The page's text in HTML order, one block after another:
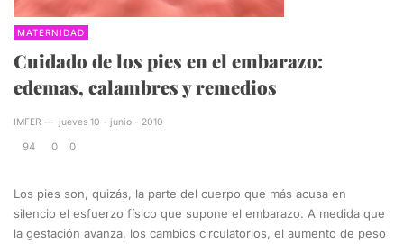
MATERNIDAD
Cuidado de los pies en el embarazo:
edemas, calambres y remedios
IMFER — jueves 10 - junio - 2010
94 0 0
Los pies son, quizás, la parte del cuerpo que más acusa en
silencio el esfuerzo físico que supone el embarazo. A medida que
la gestación avanza, los cambios circulatorios, el aumento de peso